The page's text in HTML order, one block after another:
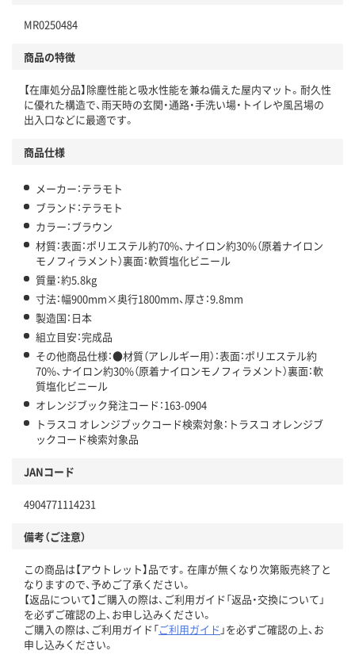
MR0250484
商品の特徴
【在庫処分品】除塵性能と吸水性能を兼ね備えた屋内マット。耐久性
に優れた構造で、雨天時の玄関・通路・手洗い場・トイレや風呂場の
出入口などに最適です。
商品仕様
メーカー：テラモト
ブランド：テラモト
カラー：ブラウン
材質：表面：ポリエステル約70%、ナイロン約30%（原着ナイロン
モノフィラメント）裏面：軟質塩化ビニール
質量：約5.8kg
寸法：幅900mm×奥行1800mm、厚さ：9.8mm
製造国：日本
組立目安：完成品
その他商品仕様：●材質（アレルギー用）：表面：ポリエステル約
70%、ナイロン約30%（原着ナイロンモノフィラメント）裏面：軟
質塩化ビニール
オレンジブック発注コード：163-0904
トラスコ オレンジブックコード検索対象：トラスコ オレンジブ
ックコード検索対象品
JANコード
4904771114231
備考（ご注意）
この商品は【アウトレット】品です。在庫が無くなり次第販売終了と
なりますので、予めご了承ください。
【返品について】ご購入の際は、ご利用ガイド「返品・交換について」
を必ずご確認の上、お申し込みください。
ご購入の際は、ご利用ガイド「ご利用ガイド 」を必ずご確認の上、お
申し込みください。